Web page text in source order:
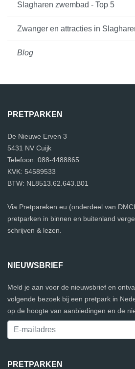
Slagharen zwembad - Top 5
Zwanger en attracties in
Blog
PRETPARKEN
De Nieuwe Erven 3
5431 NV Cuijk
Telefoon: 088-4488865
KVK: 54589533
BTW: NL8513.62.643.B01
Via Pretpareken.eu (onderdeel van
pretparken in binnen en buitenland
schrijven & lezen.
NIEUWSBRIEF
Meld je aan voor de nieuwsbrief en
volgende bezoek bij een pretpark in
op de hoogte van aanbiedingen en de
PRETPARKEN